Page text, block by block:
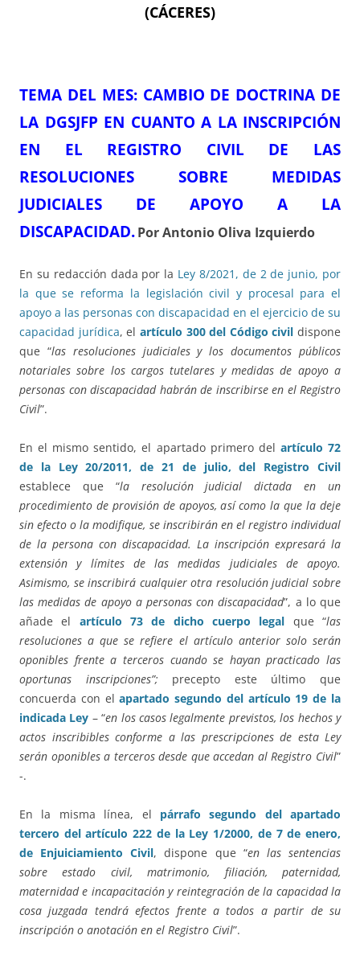
(CÁCERES)
TEMA DEL MES: CAMBIO DE DOCTRINA DE
LA DGSJFP EN CUANTO A LA INSCRIPCIÓN
EN EL REGISTRO CIVIL DE LAS
RESOLUCIONES SOBRE MEDIDAS
JUDICIALES DE APOYO A LA
DISCAPACIDAD.Por Antonio Oliva Izquierdo
En su redacción dada por la Ley 8/2021, de 2 de junio, por
la que se reforma la legislación civil y procesal para el
apoyo a las personas con discapacidad en el ejercicio de su
capacidad jurídica, el artículo 300 del Código civil dispone
que “las resoluciones judiciales y los documentos públicos
notariales sobre los cargos tutelares y medidas de apoyo a
personas con discapacidad habrán de inscribirse en el Registro
Civil”.
En el mismo sentido, el apartado primero del artículo 72
de la Ley 20/2011, de 21 de julio, del Registro Civil
establece que “la resolución judicial dictada en un
procedimiento de provisión de apoyos, así como la que la deje
sin efecto o la modifique, se inscribirán en el registro individual
de la persona con discapacidad. La inscripción expresará la
extensión y límites de las medidas judiciales de apoyo.
Asimismo, se inscribirá cualquier otra resolución judicial sobre
las medidas de apoyo a personas con discapacidad”, a lo que
añade el artículo 73 de dicho cuerpo legal que “las
resoluciones a que se refiere el artículo anterior solo serán
oponibles frente a terceros cuando se hayan practicado las
oportunas inscripciones”; precepto este último que
concuerda con elapartado segundo del artículo 19 de la
indicada Ley – “en los casos legalmente previstos, los hechos y
actos inscribibles conforme a las prescripciones de esta Ley
serán oponibles a terceros desde que accedan al Registro Civil”
-.
En la misma línea, el párrafo segundo del apartado
tercero del artículo 222 de la Ley 1/2000, de 7 de enero,
de Enjuiciamiento Civil, dispone que “en las sentencias
sobre estado civil, matrimonio, filiación, paternidad,
maternidad e incapacitación y reintegración de la capacidad la
cosa juzgada tendrá efectos frente a todos a partir de su
inscripción o anotación en el Registro Civil”.